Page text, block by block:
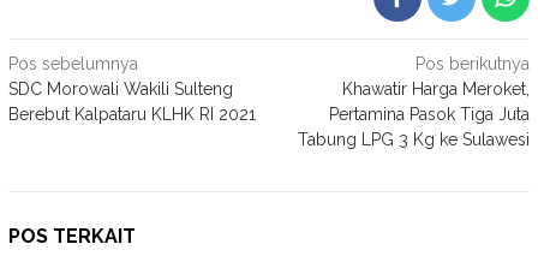
Navigasi
pos
Pos sebelumnya
SDC Morowali Wakili Sulteng
Berebut Kalpataru KLHK RI 2021
Pos berikutnya
Khawatir Harga Meroket,
Pertamina Pasok Tiga Juta
Tabung LPG 3 Kg ke Sulawesi
POS TERKAIT